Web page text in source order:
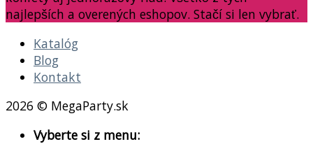
najlepších a overených eshopov. Stačí si len vybrať.
Katalóg
Blog
Kontakt
2026 © MegaParty.sk
Vyberte si z menu: